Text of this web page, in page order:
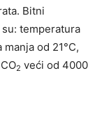
Bitni
temperatura
od 21°C,
2 veći od 4000